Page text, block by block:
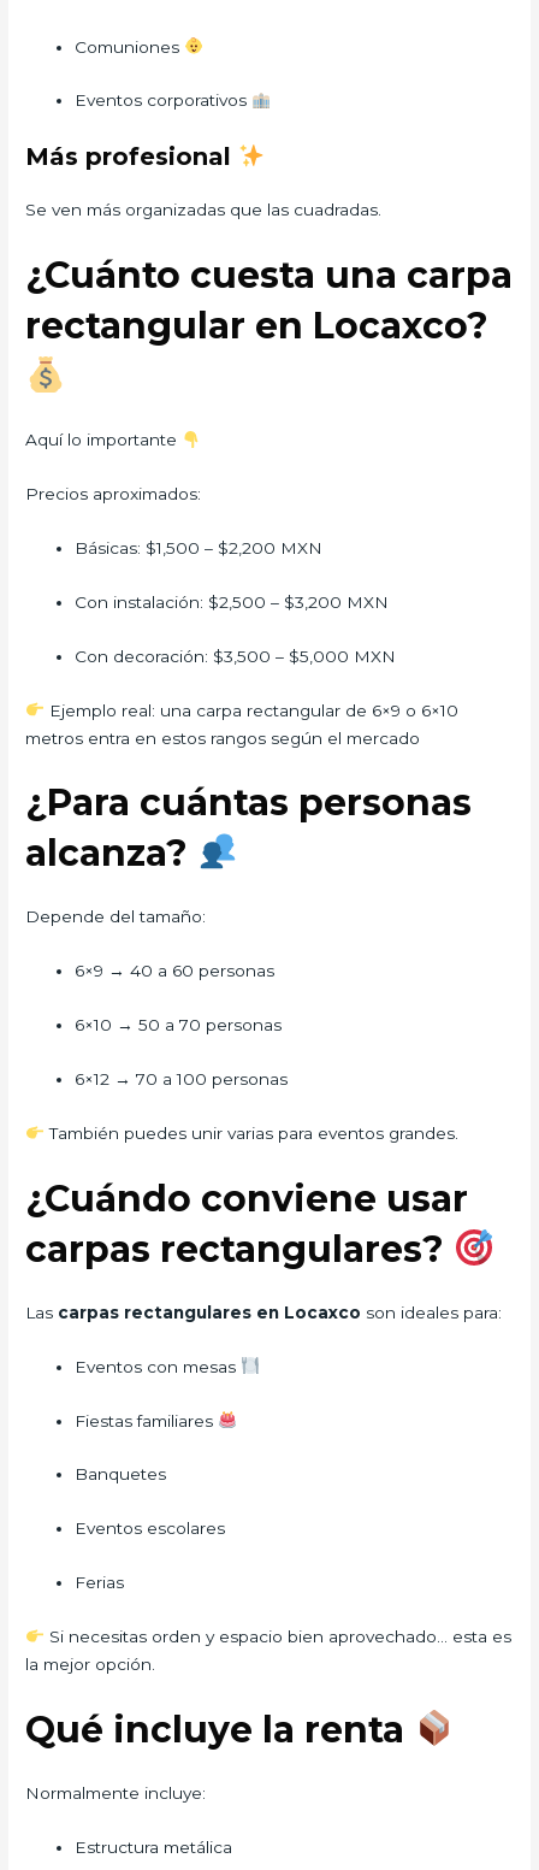
Comuniones
Eventos corporativos
Más profesional
Se ven más organizadas que las cuadradas.
¿Cuánto cuesta una carpa
rectangular en Locaxco?
Aquí lo importante
Precios aproximados:
Básicas: $1,500 – $2,200 MXN
Con instalación: $2,500 – $3,200 MXN
Con decoración: $3,500 – $5,000 MXN
Ejemplo real: una carpa rectangular de 6×9 o 6×10
metros entra en estos rangos según el mercado
¿Para cuántas personas
alcanza?
Depende del tamaño:
6×9 → 40 a 60 personas
6×10 → 50 a 70 personas
6×12 → 70 a 100 personas
También puedes unir varias para eventos grandes.
¿Cuándo conviene usar
carpas rectangulares?
Las carpas rectangulares en Locaxco son ideales para:
Eventos con mesas
Fiestas familiares
Banquetes
Eventos escolares
Ferias
Si necesitas orden y espacio bien aprovechado… esta es
la mejor opción.
Qué incluye la renta
Normalmente incluye:
Estructura metálica